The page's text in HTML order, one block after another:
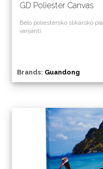
GD Poliester Canvas
Belo poliestersko slikarsko
varijanti.
Brands: Guandong